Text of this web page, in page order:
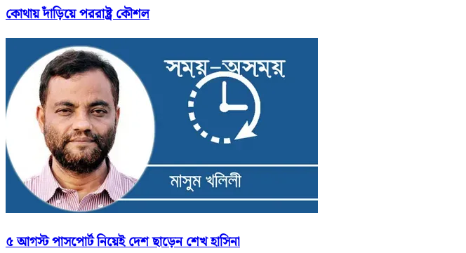
কোথায় দাঁড়িয়ে পররাষ্ট্র কৌশল
৫ আগস্ট পাসপোর্ট নিয়েই দেশ ছাড়েন শেখ হাসিনা